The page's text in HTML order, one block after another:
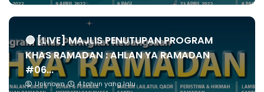
🔴 [LIVE] MAJLIS PENUTUPAN PROGRAM
KHAS RAMADAN : AHLAN YA RAMADAN
#06...
Unknown 4 tahun yang lalu